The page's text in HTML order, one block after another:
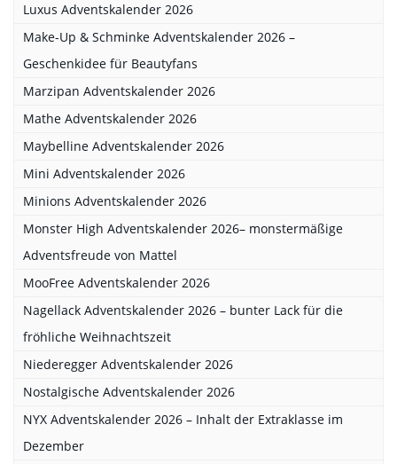
Luxus Adventskalender 2026
Make-Up & Schminke Adventskalender 2026 –
Geschenkidee für Beautyfans
Marzipan Adventskalender 2026
Mathe Adventskalender 2026
Maybelline Adventskalender 2026
Mini Adventskalender 2026
Minions Adventskalender 2026
Monster High Adventskalender 2026– monstermäßige
Adventsfreude von Mattel
MooFree Adventskalender 2026
Nagellack Adventskalender 2026 – bunter Lack für die
fröhliche Weihnachtszeit
Niederegger Adventskalender 2026
Nostalgische Adventskalender 2026
NYX Adventskalender 2026 – Inhalt der Extraklasse im
Dezember